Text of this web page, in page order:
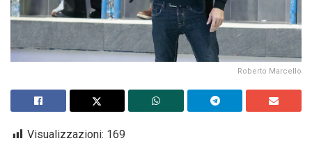
Roberto Marcello
Visualizzazioni: 169